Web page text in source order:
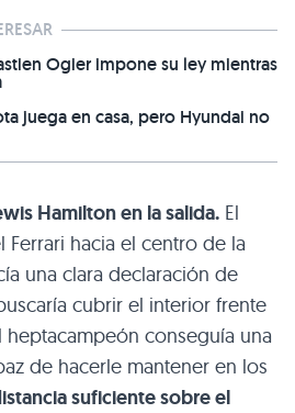
Ogier impone su ley mientras
juega en casa, pero Hyundai no
Hamilton en la salida. El
hacia el centro de la
una clara declaración de
cubrir el interior frente
heptacampeón conseguía una
de hacerle mantener en los
suficiente sobre el